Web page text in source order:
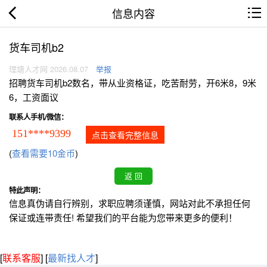
信息内容
货车司机b2
理塘人才网 2026.08.07 举报
招聘货车司机b2数名，带从业资格证，吃苦耐劳，开6米8，9米
6，工资面议
联系人手机/微信：
151****9399 点击查看完整信息
(查看需要10金币)
特此声明：
信息真伪请自行辨别，求职应聘须谨慎，网站对此不承担任何
保证或连带责任! 希望我们的平台能为您带来更多的便利！
[联系客服] [最新找人才]